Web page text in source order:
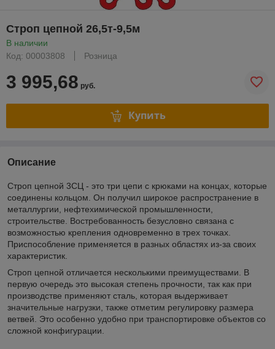
Строп цепной 26,5т-9,5м
В наличии
Код: 00003808
Розница
3 995,68 руб.
Купить
Описание
Строп цепной 3СЦ - это три цепи с крюками на концах, которые
соединены кольцом. Он получил широкое распространение в
металлургии, нефтехимической промышленности,
строительстве. Востребованность безусловно связана с
возможностью крепления одновременно в трех точках.
Приспособление применяется в разных областях из-за своих
характеристик.
Строп цепной отличается несколькими преимуществами. В
первую очередь это высокая степень прочности, так как при
производстве применяют сталь, которая выдерживает
значительные нагрузки, также отметим регулировку размера
ветвей. Это особенно удобно при транспортировке объектов со
сложной конфигурации.